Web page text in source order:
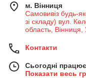
м. Вінниця
Самовивіз будь-
зі складу) вул.
область, Вінниця,
Контакти
Сьогодні
Показати весь